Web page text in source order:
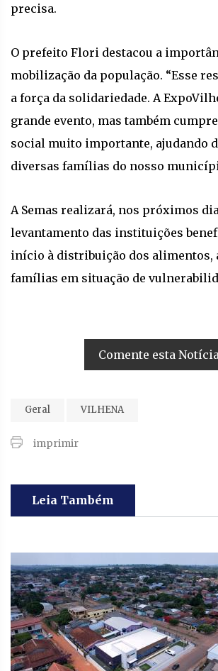
precisa.
O prefeito Flori destacou a
mobilização da população. “Esse
a força da solidariedade. A
grande evento, mas também
social muito importante, ajudando
diversas famílias do nosso
A Semas realizará, nos próximos
levantamento das instituições
início à distribuição dos alimentos,
famílias em situação de
Comente esta Notícia
Geral VILHENA
imprimir
Leia Também